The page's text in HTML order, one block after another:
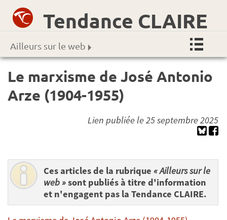
Tendance CLAIRE
Ailleurs sur le web
Le marxisme de José Antonio
Arze (1904-1955)
Lien publiée le 25 septembre 2025
Ces articles de la rubrique « Ailleurs sur le
web »sont publiés à titre d'information
et n'engagent pas la Tendance CLAIRE.